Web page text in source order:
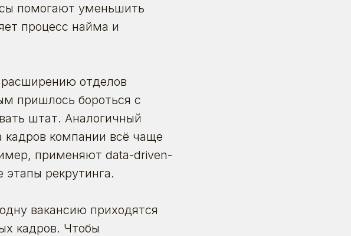
помогают уменьшить
процесс найма и
отделов
пришлось бороться с
штат. Аналогичный
кадров компании всё чаще
применяют data-driven-
рекрутинга.
вакансию приходятся
кадров. Чтобы